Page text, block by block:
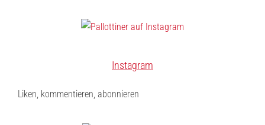
Instagram
Liken, kommentieren, abonnieren